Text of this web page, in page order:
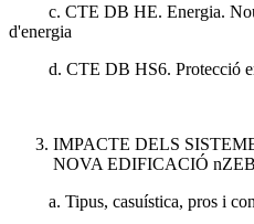
c. CTE DB HE. Energia.
d'energia
d. CTE DB HS6. Protecció
IMPACTE DELS
NOVA EDIFICACIÓ
a. Tipus, casuística, pros i